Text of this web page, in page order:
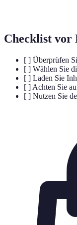
Checklist vor
[ ] Überprüfen
[ ] Wählen Sie
[ ] Laden Sie
[ ] Achten Sie
[ ] Nutzen Sie